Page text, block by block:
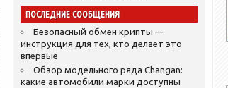
ПОСЛЕДНИЕ СООБЩЕНИЯ
Безопасный обмен крипты —
инструкция для тех, кто делает это
впервые
Обзор модельного ряда Changan:
какие автомобили марки доступны